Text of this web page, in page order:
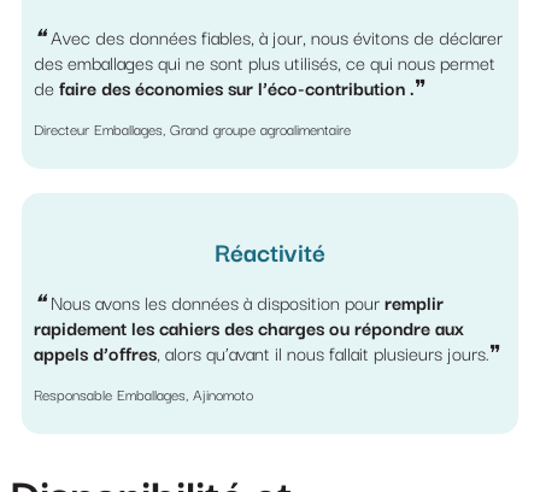
❝Avec des données fiables, à jour, nous évitons de déclarer
des emballages qui ne sont plus utilisés, ce qui nous permet
defaire des économies sur l’éco-contribution .❞
Directeur Emballages, Grand groupe agroalimentaire
Réactivité
❝Nous avons les données à disposition pourremplir
rapidement les cahiers des charges ou répondre aux
appels d’offres, alors qu’avant il nous fallait plusieurs jours.❞
Responsable Emballages, Ajinomoto